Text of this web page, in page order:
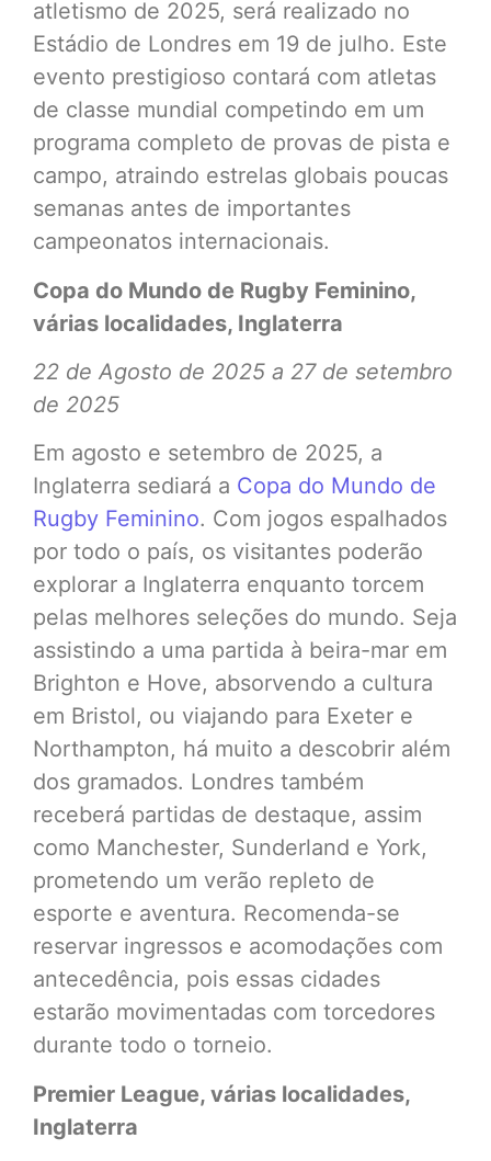
atletismo de 2025, será realizado no
Estádio de Londres em 19 de julho. Este
evento prestigioso contará com atletas
de classe mundial competindo em um
programa completo de provas de pista e
campo, atraindo estrelas globais poucas
semanas antes de importantes
campeonatos internacionais.
Copa do Mundo de Rugby Feminino,
várias localidades, Inglaterra
22 de Agosto de 2025 a 27 de setembro
de 2025
Em agosto e setembro de 2025, a
Inglaterra sediará a Copa do Mundo de
Rugby Feminino. Com jogos espalhados
por todo o país, os visitantes poderão
explorar a Inglaterra enquanto torcem
pelas melhores seleções do mundo. Seja
assistindo a uma partida à beira-mar em
Brighton e Hove, absorvendo a cultura
em Bristol, ou viajando para Exeter e
Northampton, há muito a descobrir além
dos gramados. Londres também
receberá partidas de destaque, assim
como Manchester, Sunderland e York,
prometendo um verão repleto de
esporte e aventura. Recomenda-se
reservar ingressos e acomodações com
antecedência, pois essas cidades
estarão movimentadas com torcedores
durante todo o torneio.
Premier League, várias localidades,
Inglaterra